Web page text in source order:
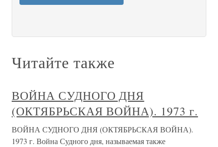
Читайте также
ВОЙНА СУДНОГО ДНЯ
(ОКТЯБРЬСКАЯ ВОЙНА). 1973 г.
ВОЙНА СУДНОГО ДНЯ (ОКТЯБРЬСКАЯ ВОЙНА).
1973 г. Война Судного дня, называемая также